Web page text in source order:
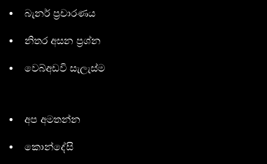
බැනර් ප්‍රචාරණය
නිතර අසන ප්‍රශ්න
වෙබ්අඩවි සැලැස්ම
අප අමතන්න
කොන්දේසි